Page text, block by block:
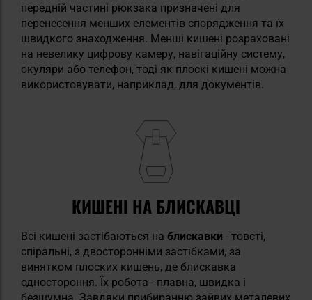
передній частині рюкзака призначені для
перенесення менших елементів спорядження та їх
швидкого знаходження. Менші кишені розраховані
на невелику цифрову камеру, навігаційну систему,
окуляри або телефон, тоді як плоскі кишені можна
використовувати, наприклад, для документів.
КИШЕНІ НА БЛИСКАВЦІ
Всі кишені застібаються на блискавки - товсті,
спіральні, з двосторонніми застібками, за
винятком плоских кишень, де блискавка
одностороння. Їх робота - плавна, швидка і
безшумна. Завдяки прибиранню зайвих металевих